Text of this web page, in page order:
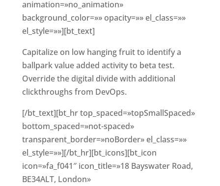
animation=»no_animation»
background_color=»» opacity=»» el_class=»»
el_style=»»][bt_text]
Capitalize on low hanging fruit to identify a
ballpark value added activity to beta test.
Override the digital divide with additional
clickthroughs from DevOps.
[/bt_text][bt_hr top_spaced=»topSmallSpaced»
bottom_spaced=»not-spaced»
transparent_border=»noBorder» el_class=»»
el_style=»»][/bt_hr][bt_icons][bt_icon
icon=»fa_f041″ icon_title=»18 Bayswater Road,
BE34ALT, London»